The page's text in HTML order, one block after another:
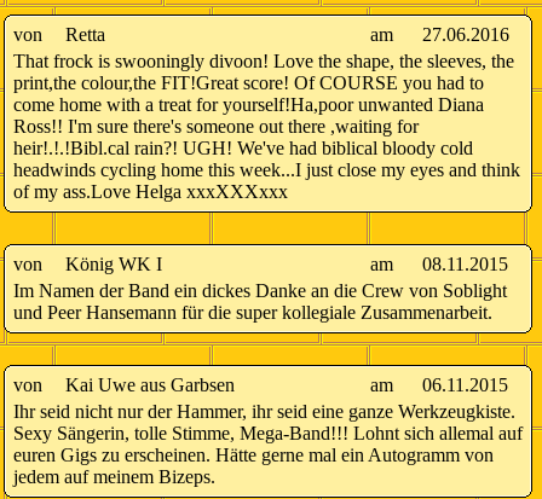
von Retta am
27.06.2016
That frock is swooningly divoon! Love the shape, the sleeves, the
print,the colour,the FIT!Great score! Of COURSE you had to
come home with a treat for yourself!Ha,poor unwanted Diana
Ross!! I'm sure there's someone out there ,waiting for
heir!.!.!Bibl.cal rain?! UGH! We've had biblical bloody cold
headwinds cycling home this week...I just close my eyes and think
of my ass.Love Helga xxxXXXxxx
von König WK I am
08.11.2015
Im Namen der Band ein dickes Danke an die Crew von Soblight
und Peer Hansemann für die super kollegiale Zusammenarbeit.
von Kai Uwe aus Garbsen am
06.11.2015
Ihr seid nicht nur der Hammer, ihr seid eine ganze Werkzeugkiste.
Sexy Sängerin, tolle Stimme, Mega-Band!!! Lohnt sich allemal auf
euren Gigs zu erscheinen. Hätte gerne mal ein Autogramm von
jedem auf meinem Bizeps.